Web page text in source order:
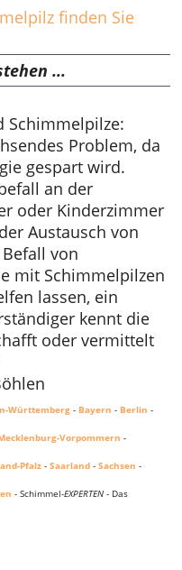
finden Sie
...
Schimmelpilze:
Problem, da
gespart wird.
an der
oder Kinderzimmer
Austausch von
von
mit Schimmelpilzen
lassen, ein
kennt die
oder vermittelt
Württemberg - Bayern - Berlin -
Vorpommern -
Pfalz -Saarland -Sachsen -
- Schimmel-EXPERTEN - Das